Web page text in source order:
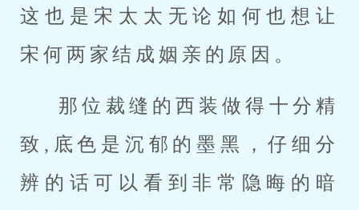
这也是宋太太无论如何也想让
宋何两家结成姻亲的原因。
那位裁缝的西装做得十分精
致,底色是沉郁的墨黑，仔细分
辨的话可以看到非常隐晦的暗